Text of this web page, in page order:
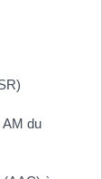
AM du